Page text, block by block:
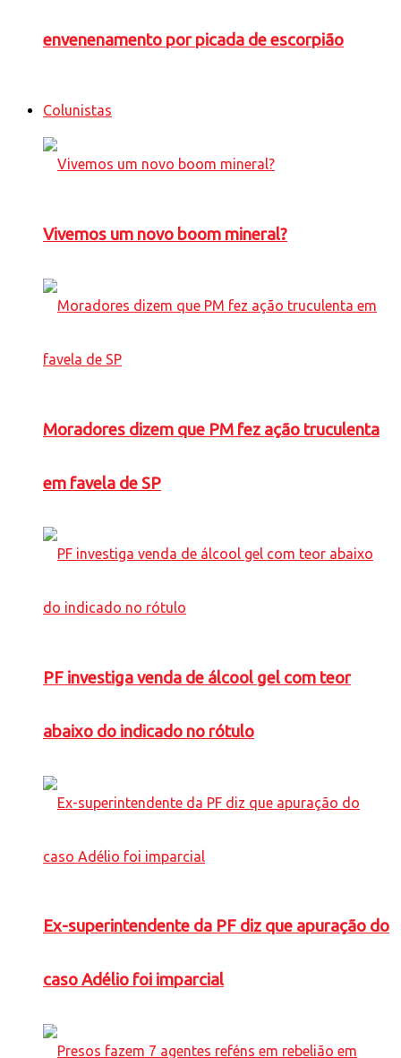
envenenamento por picada de escorpião
Colunistas
Vivemos um novo boom mineral?
Moradores dizem que PM fez ação truculenta
em favela de SP
PF investiga venda de álcool gel com teor
abaixo do indicado no rótulo
Ex-superintendente da PF diz que apuração do
caso Adélio foi imparcial